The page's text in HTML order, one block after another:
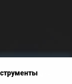
Томск